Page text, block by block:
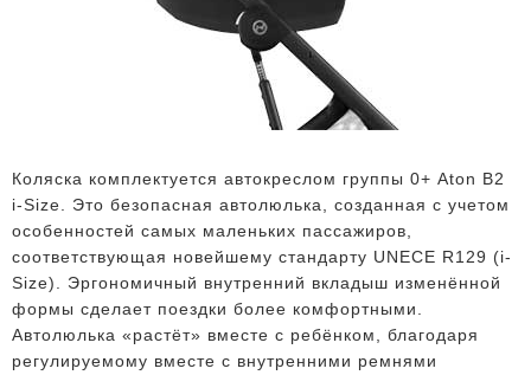
Коляска комплектуется автокреслом группы 0+ Aton B2
i-Size. Это безопасная автолюлька, созданная с учетом
особенностей самых маленьких пассажиров,
соответствующая новейшему стандарту UNECE R129 (i-
Size). Эргономичный внутренний вкладыш изменённой
формы сделает поездки более комфортными.
Автолюлька «растёт» вместе с ребёнком, благодаря
регулируемому вместе с внутренними ремнями